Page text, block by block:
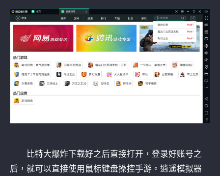
比特大爆炸下载好之后直接打开，登录好账号之
后，就可以直接使用鼠标键盘操控手游。逍遥模拟器